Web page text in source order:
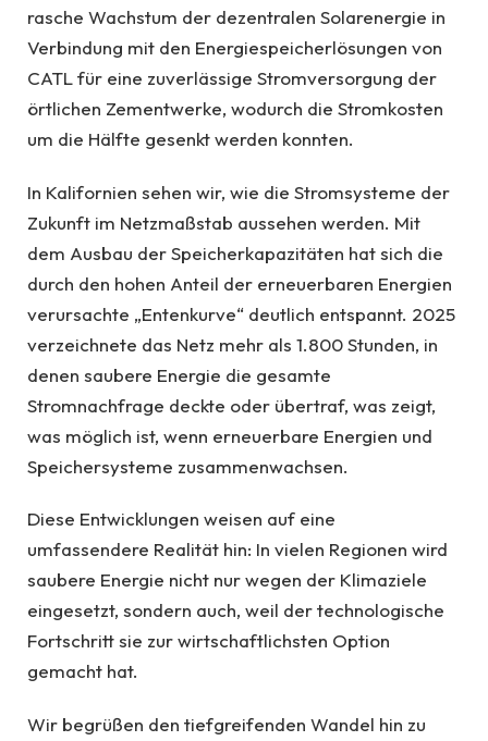
rasche Wachstum der dezentralen Solarenergie in
Verbindung mit den Energiespeicherlösungen von
CATL für eine zuverlässige Stromversorgung der
örtlichen Zementwerke, wodurch die Stromkosten
um die Hälfte gesenkt werden konnten.
In Kalifornien sehen wir, wie die Stromsysteme der
Zukunft im Netzmaßstab aussehen werden. Mit
dem Ausbau der Speicherkapazitäten hat sich die
durch den hohen Anteil der erneuerbaren Energien
verursachte „Entenkurve“ deutlich entspannt. 2025
verzeichnete das Netz mehr als 1.800 Stunden, in
denen saubere Energie die gesamte
Stromnachfrage deckte oder übertraf, was zeigt,
was möglich ist, wenn erneuerbare Energien und
Speichersysteme zusammenwachsen.
Diese Entwicklungen weisen auf eine
umfassendere Realität hin: In vielen Regionen wird
saubere Energie nicht nur wegen der Klimaziele
eingesetzt, sondern auch, weil der technologische
Fortschritt sie zur wirtschaftlichsten Option
gemacht hat.
Wir begrüßen den tiefgreifenden Wandel hin zu